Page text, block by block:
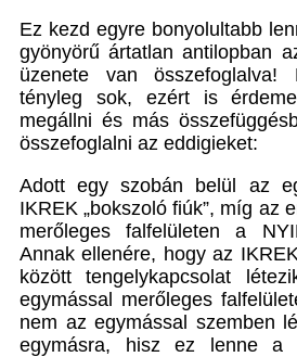
Ez kezd egyre bonyolultabb
gyönyörű ártatlan antilopban
üzenete van
tényleg sok, ezért is
megállni és más
összefoglalni az eddigieket:
Adott egy szobán belül az
IKREK „bokszoló fiúk”, míg az
merőleges falfelületen a
Annak ellenére, hogy az
között tengelykapcsolat
egymással merőleges
nem az egymással szemben
egymásra, hisz ez lenne a